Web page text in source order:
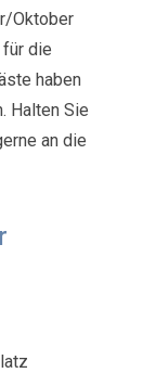
Oktober
die
haben
Halten Sie
an die